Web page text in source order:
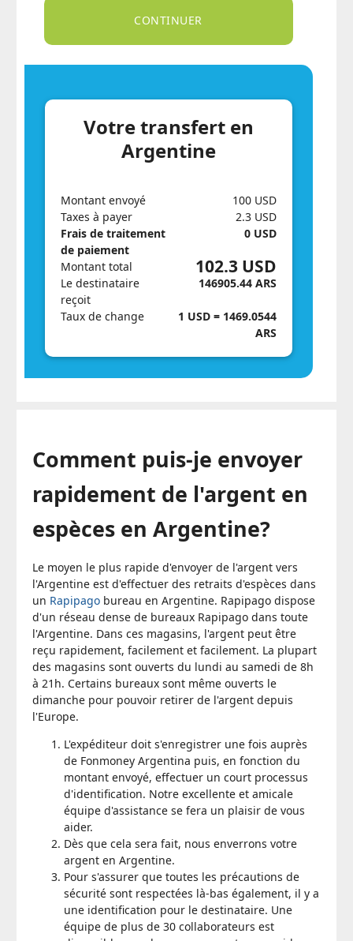
Votre transfert en
Argentine
Montant envoyé
Taxes à payer
Frais de traitement
de paiement
100 USD
2.3 USD
0 USD
Montant total
Le destinataire
reçoit
102.3 USD
146905.44 ARS
Taux de change
1 USD = 1469.0544
ARS
Comment puis-je envoyer
rapidement de l'argent en
espèces en Argentine?
Le moyen le plus rapide d'envoyer de l'argent vers
l'Argentine est d'effectuer des retraits d'espèces dans
un Rapipago bureau en Argentine. Rapipago dispose
d'un réseau dense de bureaux Rapipago dans toute
l'Argentine. Dans ces magasins, l'argent peut être
reçu rapidement, facilement et facilement. La plupart
des magasins sont ouverts du lundi au samedi de 8h
à 21h. Certains bureaux sont même ouverts le
dimanche pour pouvoir retirer de l'argent depuis
l'Europe.
L'expéditeur doit s'enregistrer une fois auprès
de Fonmoney Argentina puis, en fonction du
montant envoyé, effectuer un court processus
d'identification. Notre excellente et amicale
équipe d'assistance se fera un plaisir de vous
aider.
Dès que cela sera fait, nous enverrons votre
argent en Argentine.
Pour s'assurer que toutes les précautions de
sécurité sont respectées là-bas également, il y a
une identification pour le destinataire. Une
équipe de plus de 30 collaborateurs est